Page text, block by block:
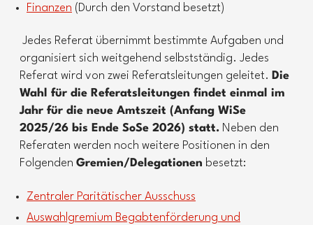
Finanzen (Durch den Vorstand besetzt)
Jedes Referat übernimmt bestimmte Aufgaben und
organisiert sich weitgehend selbstständig. Jedes
Referat wird von zwei Referatsleitungen geleitet. Die
Wahl für die Referatsleitungen findet einmal im
Jahr für die neue Amtszeit (Anfang WiSe
2025/26 bis Ende SoSe 2026) statt. Neben den
Referaten werden noch weitere Positionen in den
Folgenden Gremien/Delegationen besetzt:
Zentraler Paritätischer Ausschuss
Auswahlgremium Begabtenförderung und